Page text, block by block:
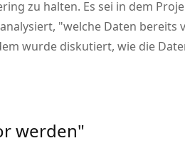
zu halten. Es sei in dem
welche Daten bereits
wurde diskutiert, wie die
werden